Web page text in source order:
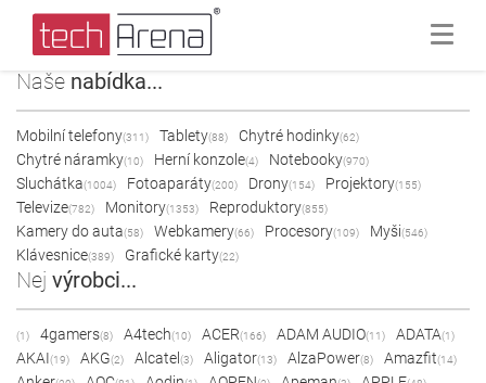
Naše nabídka...
Mobilní telefony(311) Tablety(88) Chytré hodinky(62)
Chytré náramky(10) Herní konzole(4) Notebooky(970)
Sluchátka(1004) Fotoaparáty(200) Drony(154) Projektory(155)
Televize(782) Monitory(1353) Reproduktory(855)
Kamery do auta(58) Webkamery(66) Procesory(109) Myši(546)
Klávesnice(389) Grafické karty(22)
Nej výrobci...
(1) 4gamers(8) A4tech(10) ACER(166) ADAM AUDIO(11) ADATA(1)
AKAI(19) AKG(2) Alcatel (3) Aligator(13) AlzaPower(8) Amazfit(14)